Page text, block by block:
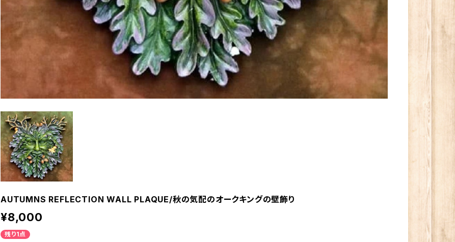
AUTUMNS REFLECTION WALL PLAQUE/秋の気配のオークキングの壁飾り
¥8,000
残り1点